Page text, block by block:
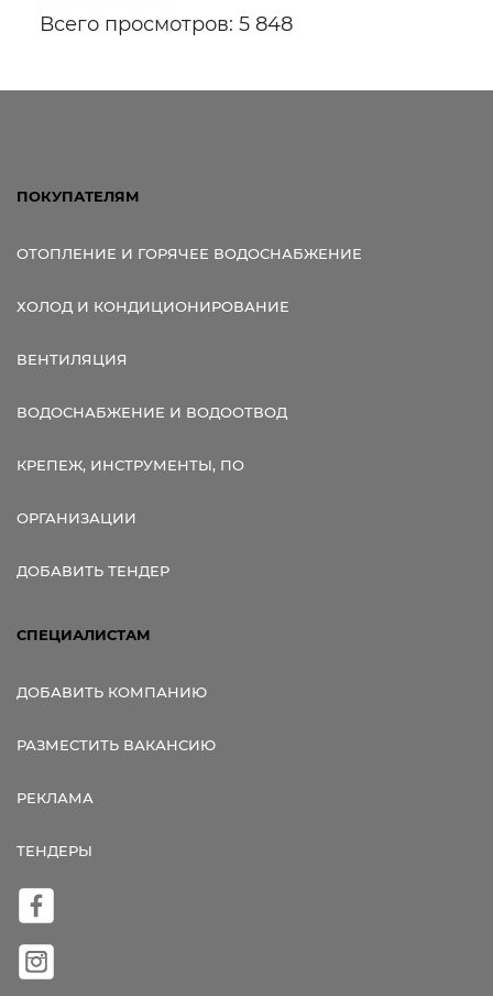
Всего просмотров: 5 848
ПОКУПАТЕЛЯМ
ОТОПЛЕНИЕ И ГОРЯЧЕЕ ВОДОСНАБЖЕНИЕ
ХОЛОД И КОНДИЦИОНИРОВАНИЕ
ВЕНТИЛЯЦИЯ
ВОДОСНАБЖЕНИЕ И ВОДООТВОД
КРЕПЕЖ, ИНСТРУМЕНТЫ, ПО
ОРГАНИЗАЦИИ
ДОБАВИТЬ ТЕНДЕР
СПЕЦИАЛИСТАМ
ДОБАВИТЬ КОМПАНИЮ
РАЗМЕСТИТЬ ВАКАНСИЮ
РЕКЛАМА
ТЕНДЕРЫ